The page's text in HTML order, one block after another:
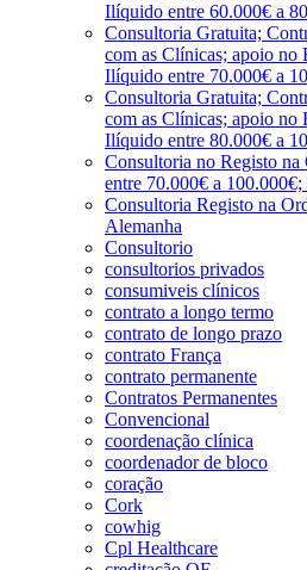
Ilíquido entre 60.000€ a
Consultoria Gratuita;
com as Clínicas; apoio no
Ilíquido entre 70.000€ a
Consultoria Gratuita;
com as Clínicas; apoio no
Ilíquido entre 80.000€ a
Consultoria no Registo
entre 70.000€ a
Consultoria Registo na
Alemanha
Consultorio
consultorios privados
consumiveis clínicos
contrato a longo termo
contrato de longo prazo
contrato França
contrato permanente
Contratos Permanentes
Convencional
coordenação clínica
coordenador de bloco
coração
Cork
cowhig
Cpl Healthcare